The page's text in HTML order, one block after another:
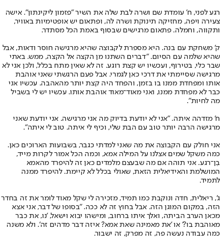
רגע לפני, ח' עומדת שם ושרה לבת שלה את השיר "פזמון ליקינתון". אישה
צעירה ויפה, מחזיקה תינוקת ושרה לה, ופתאום יש אופטימיות באוויר,
ותקווה, וחמלה. פתאום מרגישים שבסוף באמת הכל מסתדר.
ק' משחקת עם בנה. היא מספרת לקבוצה שהיא מרגישה חוסר ודאות, אבל
שהיא שלמה עם הסיום. "דברים השתנו מן הקצה אל הקצה, ממש. באתי
שבר כלי, בטירוף, ועכשיו יש קצת רוגע. זה לא שאין מתח בכלל, ולכן אני לא
מרגישה שסיימתי את דרכי כאן לגמרי. אבל פעם הרגשתי שאני אוהבת
אותו ומפחדת ממנו בו בזמן, והפחד היה קצת יותר מהאהבה. עכשיו אני
כבר לא מפחדת ממנו, ואני מאוד־מאוד אוהבת אותו. עכשיו יש לי בשביל
מה לחיות".
ח' מזדהה איתה. "אני לא יודעת בדיוק מה אני מרגישה. אני יודעת שאני
מרגישה הרבה יותר טוב עם הבת שלי, וכיף לי איתה. טוב לי איתה".
אני חולק עם הקבוצה את מה שאני למדתי כגבר, בשבועות הארוכים כאן.
כמה משקל שמים אצלנו על המילה אמא, וכמה הכל אמור לקרות מייד,
בִן־רגע. אני תוהה אם מה שבעצם מלמדים כאן זה להיפרד מהאמא
המושלמת והאידיאלית הזאת, שאולי בכלל לא קיימת. להיפרד ממנה
לתמיד.
ג', ריאלית, חדה ונוקבת כמו תמיד, מזכירה לי שקל מאוד לומר את זה בחדר
הזה, במקום המוגן הזה. אבל בחוץ זה לא ככה. "בסופו של דבר, אני אצא
מכאן הערב הביתה, ואלך איתו ברחוב, ומישהו יבוא וישאל, 'נו, את כבר
מאוהבת בו?' או 'את מאמינה שאת אמא? איזה דבר מדהים זה'. ולא משנה
כמה עבודה נעשה פה, זה מפרק, זה ישבור.